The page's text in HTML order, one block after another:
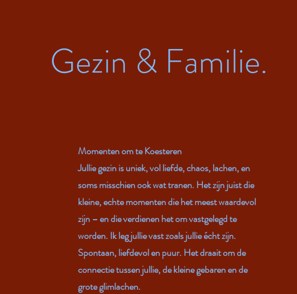
Gezin & Familie.
Momenten om te Koesteren
Jullie gezin is uniek, vol liefde, chaos, lachen, en
soms misschien ook wat tranen. Het zijn juist die
kleine, echte momenten die het meest waardevol
zijn – en die verdienen het om vastgelegd te
worden. Ik leg jullie vast zoals jullie écht zijn.
Spontaan, liefdevol en puur. Het draait om de
connectie tussen jullie, de kleine gebaren en de
grote glimlachen.